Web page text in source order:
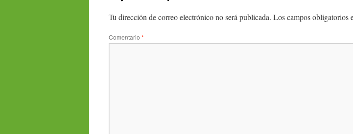
Tu dirección de correo electrónico no será publicada. Los campos obligatorios
Comentario *